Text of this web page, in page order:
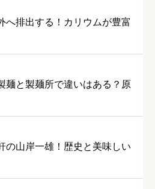
へ排出する！カリウムが豊富
麺と製麺所で違いはある？原
の山岸一雄！歴史と美味しい